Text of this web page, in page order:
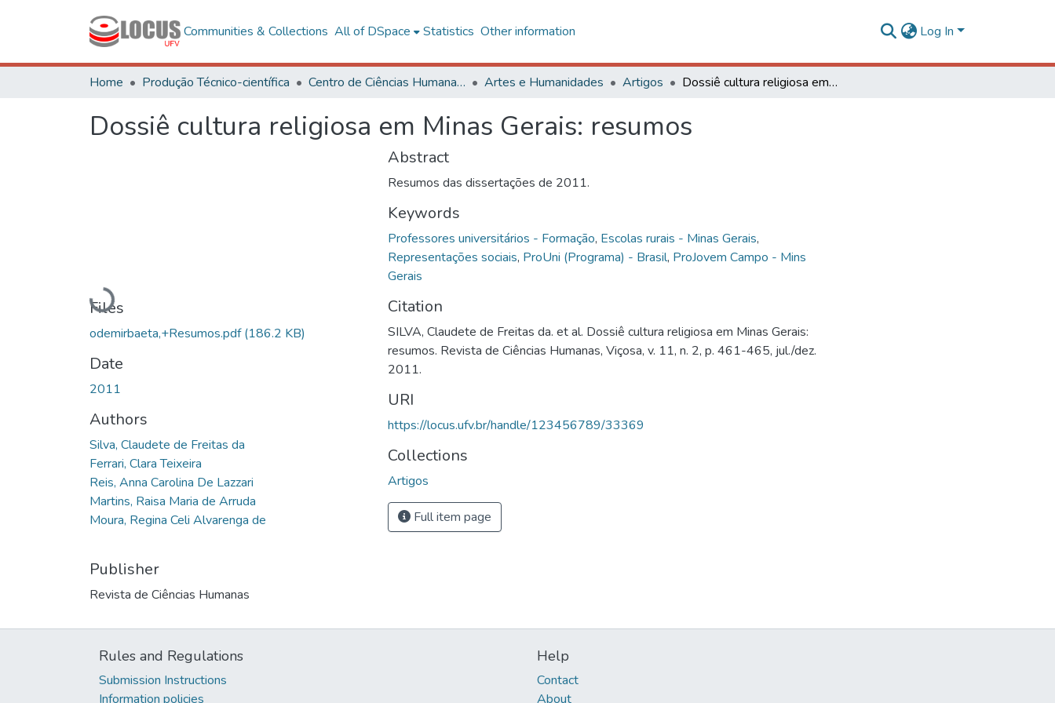
Communities & Collections All of DSpace Statistics Other information Log In
Home Produção Técnico-científica Centro de Ciências Humanas, Letras e Artes Artes e Humanidades Artigos Dossiê cultura religiosa em Minas Gerais: resumos
Dossiê cultura religiosa em Minas Gerais: resumos
Loading...
Files
odemirbaeta,+Resumos.pdf(186.2 KB)
Date
2011
Authors
Silva, Claudete de Freitas da
Ferrari, Clara Teixeira
Reis, Anna Carolina De Lazzari
Martins, Raisa Maria de Arruda
Moura, Regina Celi Alvarenga de
Publisher
Revista de Ciências Humanas
Abstract
Resumos das dissertações de 2011.
Keywords
Professores universitários - Formação, Escolas rurais - Minas Gerais,
Representações sociais, ProUni (Programa) - Brasil, ProJovem Campo - Mins
Gerais
Citation
SILVA, Claudete de Freitas da. et al. Dossiê cultura religiosa em Minas Gerais:
resumos. Revista de Ciências Humanas, Viçosa, v. 11, n. 2, p. 461-465, jul./dez.
2011.
URI
https://locus.ufv.br/handle/123456789/33369
Collections
Artigos
Full item page
Rules and Regulations
Submission Instructions
Information policies
Help
Contact
About